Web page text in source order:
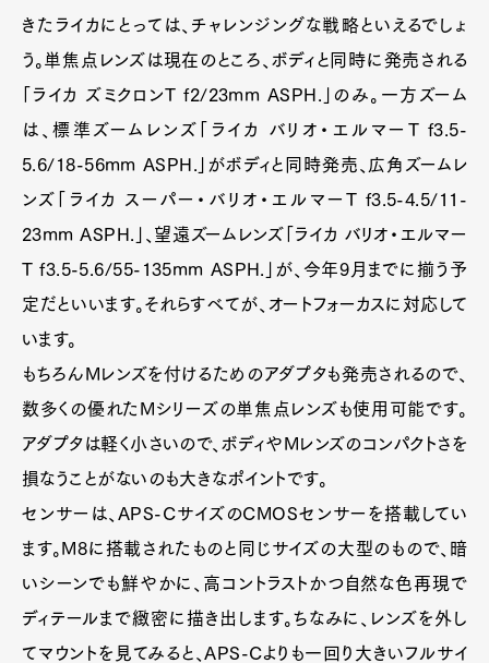
きたライカにとっては、チャレンジングな戦略といえるでしょ
う。単焦点レンズは現在のところ、ボディと同時に発売される
「ライカ ズミクロンT f2/23mm ASPH.」のみ。一方ズーム
は、標準ズームレンズ「ライカ バリオ・エルマーT f3.5-
5.6/18-56mm ASPH.」がボディと同時発売、広角ズームレ
ンズ「ライカ スーパー・バリオ・エルマーT f3.5-4.5/11-
23mm ASPH.」、望遠ズームレンズ「ライカ バリオ・エルマー
T f3.5-5.6/55-135mm ASPH.」が、今年9月までに揃う予
定だといいます。それらすべてが、オートフォーカスに対応して
います。
もちろんMレンズを付けるためのアダプタも発売されるので、
数多くの優れたMシリーズの単焦点レンズも使用可能です。
アダプタは軽く小さいので、ボディやMレンズのコンパクトさを
損なうことがないのも大きなポイントです。
センサーは、APS-CサイズのCMOSセンサーを搭載してい
ます。M8に搭載されたものと同じサイズの大型のもので、暗
いシーンでも鮮やかに、高コントラストかつ自然な色再現で
ディテールまで緻密に描き出します。ちなみに、レンズを外し
てマウントを見てみると、APS-Cよりも一回り大きいフルサイ